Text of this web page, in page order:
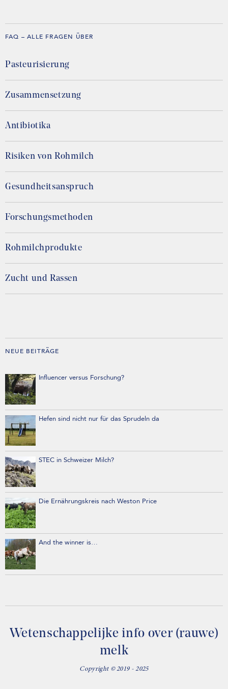
FAQ – ALLE FRAGEN ÜBER
Pasteurisierung
Zusammensetzung
Antibiotika
Risiken von Rohmilch
Gesundheitsanspruch
Forschungsmethoden
Rohmilchprodukte
Zucht und Rassen
NEUE BEITRÄGE
Influencer versus Forschung?
Hefen sind nicht nur für das Sprudeln da
STEC in Schweizer Milch?
Die Ernährungskreis nach Weston Price
And the winner is…
Wetenschappelijke info over (rauwe)
melk
Copyright © 2019 - 2025